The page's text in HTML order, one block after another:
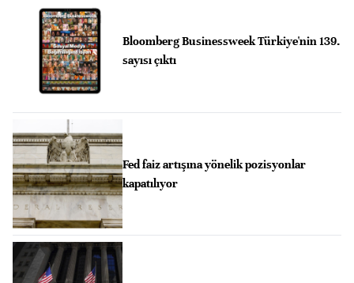
Bloomberg Businessweek Türkiye'nin 139.
sayısı çıktı
Fed faiz artışına yönelik pozisyonlar
kapatılıyor